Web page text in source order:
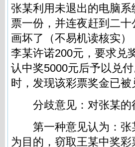
张某利用未退出的电脑
票一份，并连夜赶到二
画坏了（不易机读核实
李某许诺200元，要求兑
认中奖5000元后予以兑
时，发现该彩票奖金已被
分歧意见：对张某的
第一种意见认为：张
为目的，窃取王某中奖